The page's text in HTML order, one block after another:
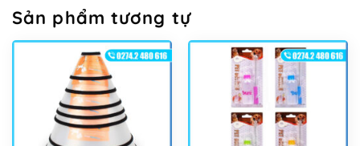
Sản phẩm tương tự